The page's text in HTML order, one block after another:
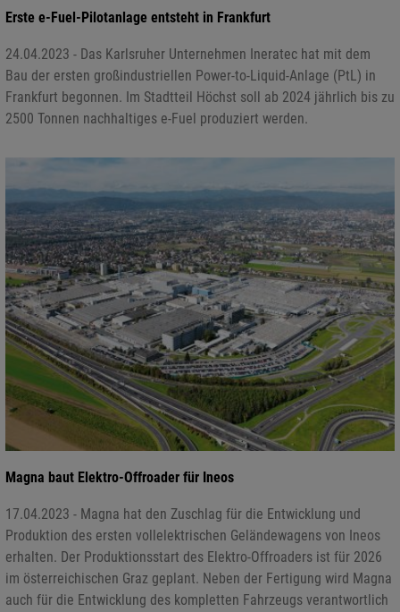
Erste e-Fuel-Pilotanlage entsteht in Frankfurt
24.04.2023 - Das Karlsruher Unternehmen Ineratec hat mit dem
Bau der ersten großindustriellen Power-to-Liquid-Anlage (PtL) in
Frankfurt begonnen. Im Stadtteil Höchst soll ab 2024 jährlich bis zu
2500 Tonnen nachhaltiges e-Fuel produziert werden.
Magna baut Elektro-Offroader für Ineos
17.04.2023 - Magna hat den Zuschlag für die Entwicklung und
Produktion des ersten vollelektrischen Geländewagens von Ineos
erhalten. Der Produktionsstart des Elektro-Offroaders ist für 2026
im österreichischen Graz geplant. Neben der Fertigung wird Magna
auch für die Entwicklung des kompletten Fahrzeugs verantwortlich